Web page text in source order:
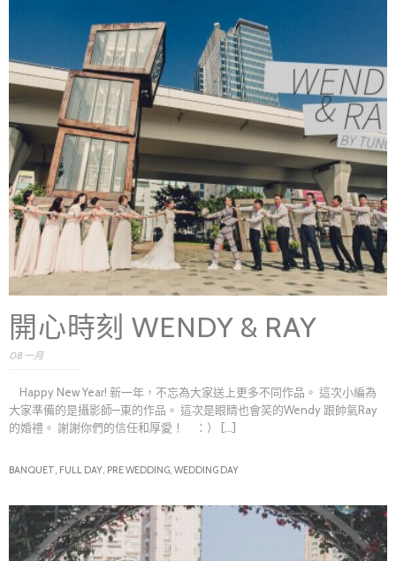
開心時刻 WENDY & RAY
08 一月
Happy New Year! 新一年，不忘為大家送上更多不同作品。 這次小編為
大家準備的是攝影師—東的作品。 這次是眼睛也會笑的Wendy 跟帥氣Ray
的婚禮。 謝謝你們的信任和厚愛！ ：） [...]
BANQUET, FULL DAY, PRE WEDDING, WEDDING DAY